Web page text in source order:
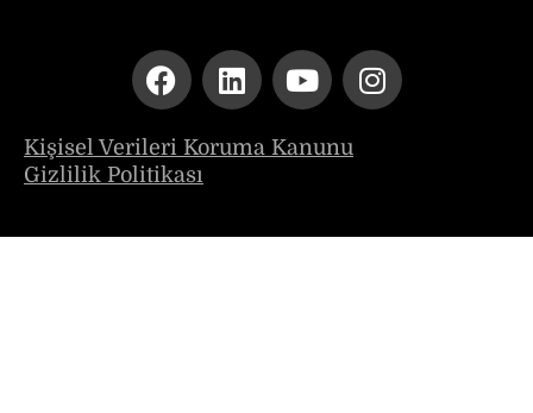
Kişisel Verileri Koruma Kanunu
Gizlilik Politikası